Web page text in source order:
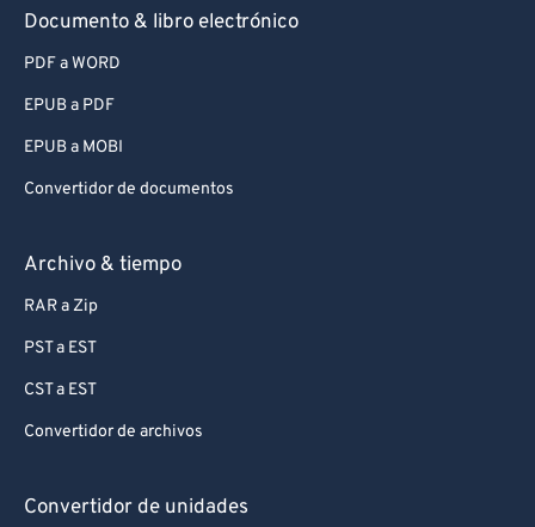
Documento & libro electrónico
PDF a WORD
EPUB a PDF
EPUB a MOBI
Convertidor de documentos
Archivo & tiempo
RAR a Zip
PST a EST
CST a EST
Convertidor de archivos
Convertidor de unidades